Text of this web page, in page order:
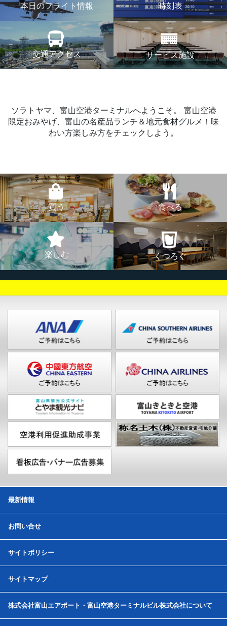
本日のフライト情報 時刻表
交通アクセス サービス施設
ソラトヤマ、富山空港ターミナルへようこそ。
富山空港
限定おみやげ、富山の名産品ランチ＆地元食材グルメ！味
わい方楽しみ方をチェックしよう。
買う 食べる
楽しむ くつろぐ
最新情報
お問い合せ
サイトポリシー
サイトマップ
株式会社富山エアポート・富山空港ターミナルビル株式会社について